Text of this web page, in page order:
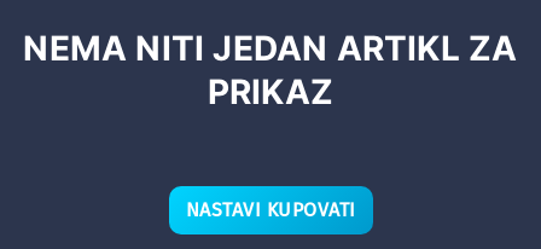
NEMA NITI JEDAN ARTIKL ZA
PRIKAZ
NASTAVI KUPOVATI